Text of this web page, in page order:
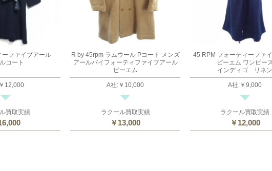
ファイブアール
コート
￥12,000
買取実績
R by 45rpm ラムウール Pコート メンズ
アールバイフォーティファイブアール
ピーエム
A社: ￥10,000
ラクール買取実績
￥13,000
45 RPM フォーティーファ
ピーエム ワンピー
インディゴ リネン
A社: ￥9,000
ラクール買取実績
￥12,000